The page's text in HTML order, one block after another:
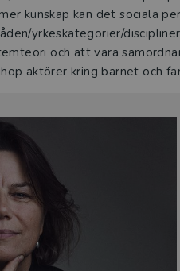
kunskap kan det sociala
yrkeskategorier/
och att vara
aktörer kring barnet och